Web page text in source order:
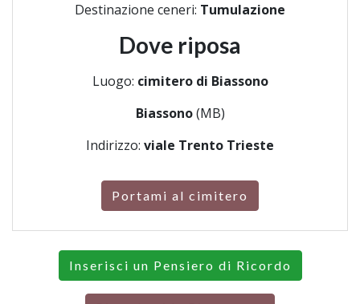
Destinazione ceneri: Tumulazione
Dove riposa
Luogo: cimitero di Biassono
Biassono(MB)
Indirizzo: viale Trento Trieste
Portami al cimitero
Inserisci un Pensiero di Ricordo